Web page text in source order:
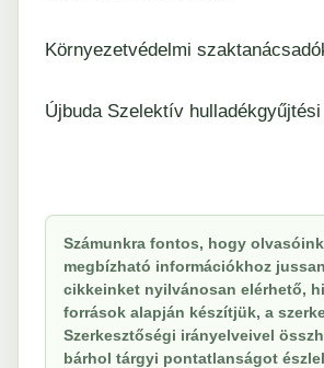
Környezetvédelmi
Újbuda Szelektív
Számunkra fontos, hogy
megbízható információkhoz
cikkeinket nyilvánosan elérhető,
források alapján készítjük, a
Szerkesztőségi irányelveivel
bárhol tárgyi pontatlanságot